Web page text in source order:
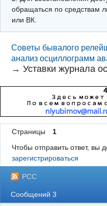
обращаться по средствам
или ВК.
Советы бывалого
анализ осциллограмм
→Уставки журнала
Страницы
1
Чтобы отправить ответ, вы
зарегистрироваться
РСС
Сообщений 3